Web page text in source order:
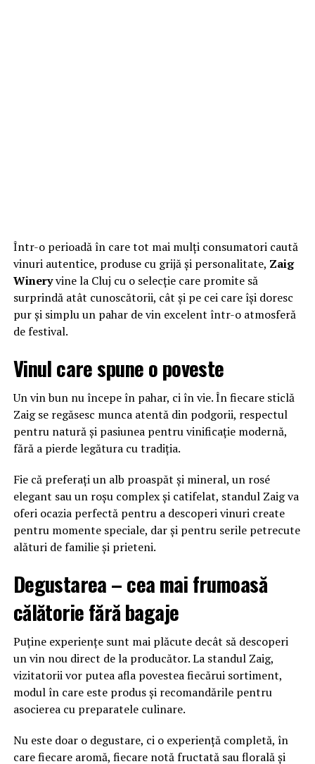
Într-o perioadă în care tot mai mulți consumatori caută
vinuri autentice, produse cu grijă și personalitate, Zaig
Wineryvine la Cluj cu o selecție care promite să
surprindă atât cunoscătorii, cât și pe cei care își doresc
pur și simplu un pahar de vin excelent într-o atmosferă
de festival.
Vinul care spune o poveste
Un vin bun nu începe în pahar, ci în vie. În fiecare sticlă
Zaig se regăsesc munca atentă din podgorii, respectul
pentru natură și pasiunea pentru vinificație modernă,
fără a pierde legătura cu tradiția.
Fie că preferați un alb proaspăt și mineral, un rosé
elegant sau un roșu complex și catifelat, standul Zaig va
oferi ocazia perfectă pentru a descoperi vinuri create
pentru momente speciale, dar și pentru serile petrecute
alături de familie și prieteni.
Degustarea – cea mai frumoasă
călătorie fără bagaje
Puține experiențe sunt mai plăcute decât să descoperi
un vin nou direct de la producător. La standul Zaig,
vizitatorii vor putea afla povestea fiecărui sortiment,
modul în care este produs și recomandările pentru
asocierea cu preparatele culinare.
Nu este doar o degustare, ci o experiență completă, în
care fiecare aromă, fiecare notă fructată sau florală și